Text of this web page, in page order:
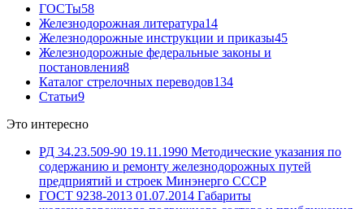
ГОСТы58
Железнодорожная литература14
Железнодорожные инструкции и приказы45
Железнодорожные федеральные законы и
постановления8
Каталог стрелочных переводов134
Статьи9
Это интересно
РД 34.23.509-90 19.11.1990 Методические указания по
содержанию и ремонту железнодорожных путей
предприятий и строек Минэнерго СССР
ГОСТ 9238-2013 01.07.2014 Габариты